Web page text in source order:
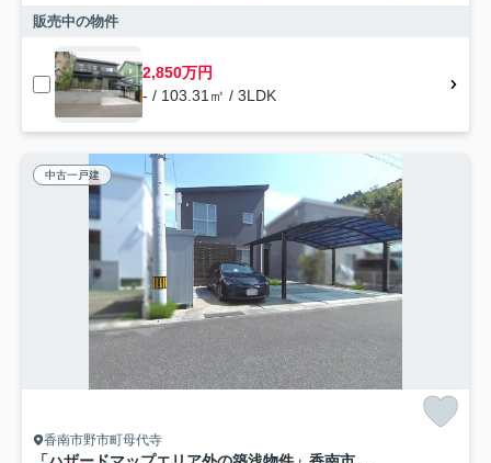
販売中の物件
2,850万円
- / 103.31㎡ / 3LDK
中古一戸建
香南市野市町母代寺